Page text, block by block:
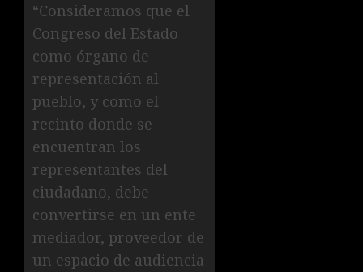
“Consideramos que el
Congreso del Estado
como órgano de
representación al
pueblo, y como el
recinto donde se
encuentran los
representantes del
ciudadano, debe
convertirse en un ente
mediador, proveedor de
un espacio de audiencia